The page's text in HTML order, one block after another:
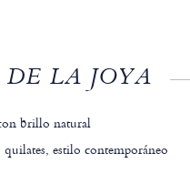
LA JOYA
brillo natural
estilo contemporáneo